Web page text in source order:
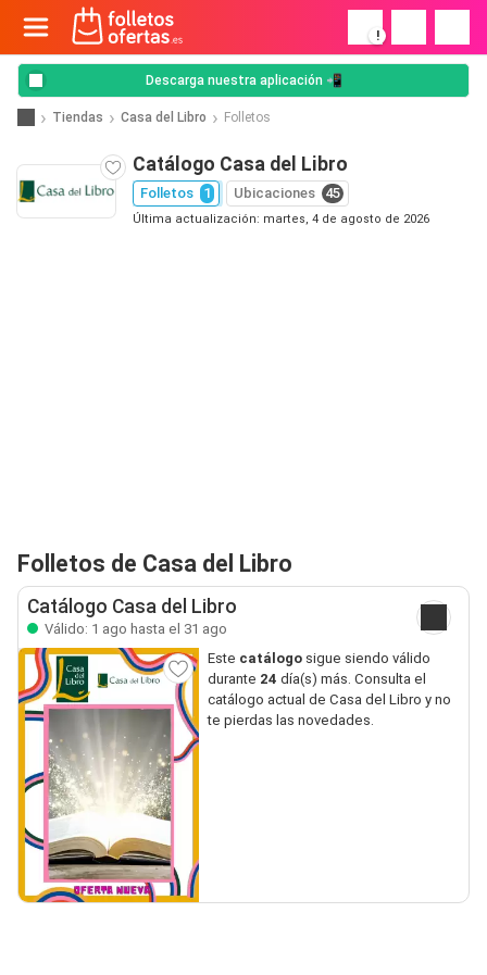
!
Descarga nuestra aplicación 📲
Tiendas Casa del Libro Folletos
Catálogo Casa del Libro
Folletos 1 Ubicaciones 45
Última actualización: martes, 4 de agosto de 2026
Folletos de Casa del Libro
Catálogo Casa del Libro
Válido: 1 ago hasta el 31 ago
Este catálogosigue siendo válido
durante 24 día(s) más. Consulta el
catálogo actual de Casa del Libro y no
te pierdas las novedades.